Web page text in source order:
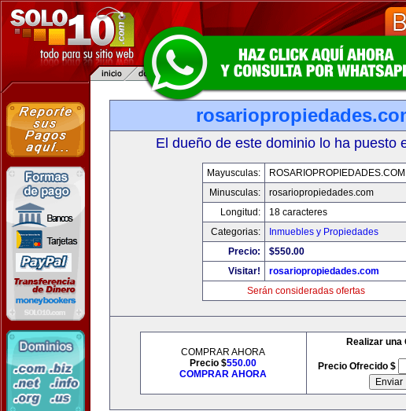
El dueño de este dominio lo ha puesto
Mayusculas:
ROSARIOPROPIEDADES.COM
Minusculas:
rosariopropiedades.com
Longitud:
18 caracteres
Categorias:
Inmuebles y Propiedades
Precio:
$550.00
Visitar!
rosariopropiedades.com
Serán consideradas ofertas
COMPRAR AHORA
Precio $550.00
COMPRAR AHORA
Realizar una
Precio Ofrecido $